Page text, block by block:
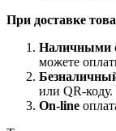
При доставке
Наличными
можете
или QR-коду.
On-line